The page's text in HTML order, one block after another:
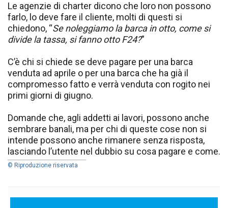
Le agenzie di charter dicono che loro non possono
farlo, lo deve fare il cliente, molti di questi si
chiedono, “Se noleggiamo la barca in otto, come si
divide la tassa, si fanno otto F24?”
C’è chi si chiede se deve pagare per una barca
venduta ad aprile o per una barca che ha già il
compromesso fatto e verrà venduta con rogito nei
primi giorni di giugno.
Domande che, agli addetti ai lavori, possono anche
sembrare banali, ma per chi di queste cose non si
intende possono anche rimanere senza risposta,
lasciando l’utente nel dubbio su cosa pagare e come.
© Riproduzione riservata